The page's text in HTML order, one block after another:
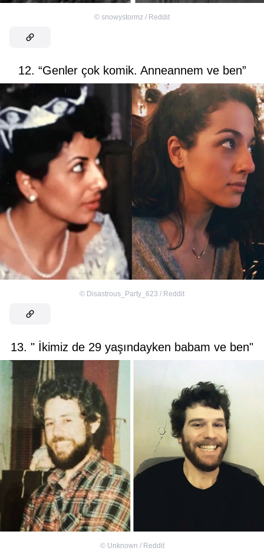
© snowystormz / Reddit
12. “Genler çok komik. Anneannem ve ben”
© Disastrous_Party_623 / Reddit
13. " İkimiz de 29 yaşındayken babam ve ben"
© Unknown / Reddit